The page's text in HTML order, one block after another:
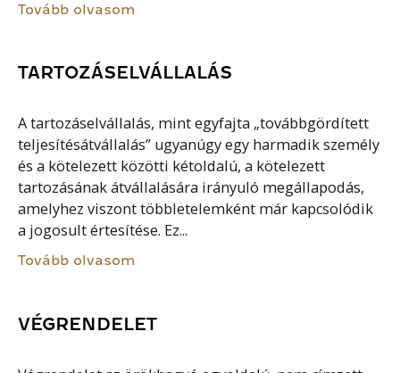
Tovább olvasom
TARTOZÁSELVÁLLALÁS
A tartozáselvállalás, mint egyfajta „továbbgördített
teljesítésátvállalás” ugyanúgy egy harmadik személy
és a kötelezett közötti kétoldalú, a kötelezett
tartozásának átvállalására irányuló megállapodás,
amelyhez viszont többletelemként már kapcsolódik
a jogosult értesítése. Ez...
Tovább olvasom
VÉGRENDELET